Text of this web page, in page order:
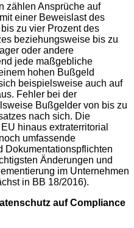
zählen Ansprüche auf
einer Beweislast des
zu vier Prozent des
beziehungsweise bis zu
oder andere
jede maßgebliche
hohen Bußgeld
beispielsweise auch auf
Fehler bei der
Bußgelder von bis zu
nach sich. Die
hinaus extraterritorial
umfassende
Dokumentationspflichten
Änderungen und
im Unternehmen
in BB 18/2016).
auf Compliance